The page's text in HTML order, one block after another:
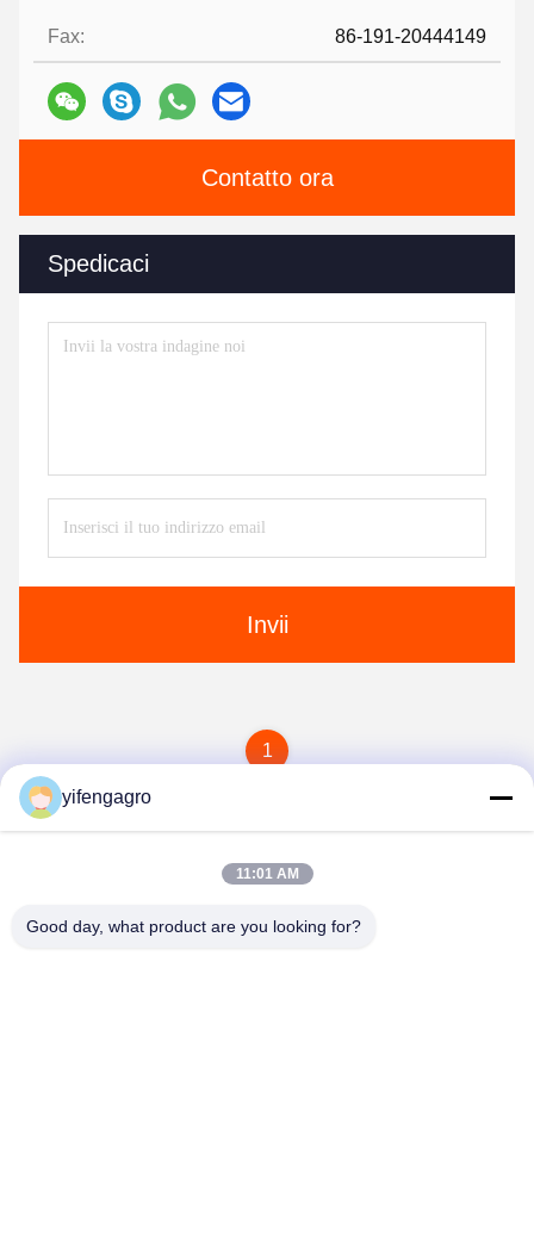
Fax: 86-191-20444149
Contatto ora
Spedicaci
Invii
1
yifengagro
11:01 AM
Good day, what product are you looking for?